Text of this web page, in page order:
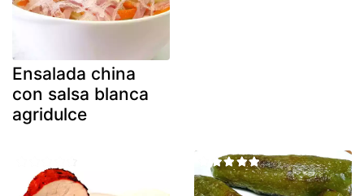
Ensalada china
con salsa blanca
agridulce